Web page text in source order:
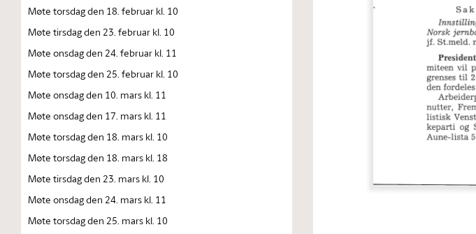
Møte torsdag den 18. februar kl. 10
Møte tirsdag den 23. februar kl. 10
Møte onsdag den 24. februar kl. 11
Møte torsdag den 25. februar kl. 10
Møte onsdag den 10. mars kl. 11
Møte onsdag den 17. mars kl. 11
Møte torsdag den 18. mars kl. 10
Møte torsdag den 18. mars kl. 18
Møte tirsdag den 23. mars kl. 10
Møte onsdag den 24. mars kl. 11
Møte torsdag den 25. mars kl. 10